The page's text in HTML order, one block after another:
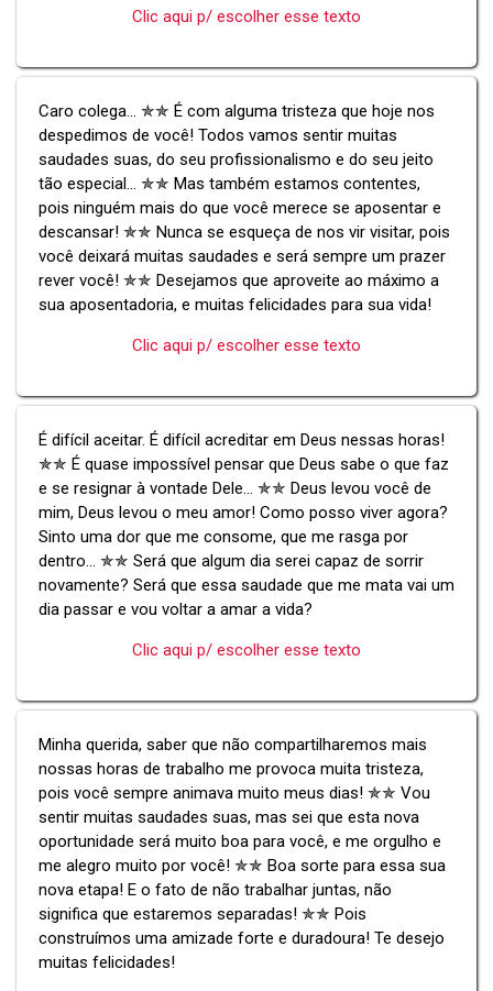
Clic aqui p/ escolher esse texto
Caro colega... ✯✯ É com alguma tristeza que hoje nos
despedimos de você! Todos vamos sentir muitas
saudades suas, do seu profissionalismo e do seu jeito
tão especial... ✯✯ Mas também estamos contentes,
pois ninguém mais do que você merece se aposentar e
descansar! ✯✯ Nunca se esqueça de nos vir visitar, pois
você deixará muitas saudades e será sempre um prazer
rever você! ✯✯ Desejamos que aproveite ao máximo a
sua aposentadoria, e muitas felicidades para sua vida!
Clic aqui p/ escolher esse texto
É difícil aceitar. É difícil acreditar em Deus nessas horas!
✯✯ É quase impossível pensar que Deus sabe o que faz
e se resignar à vontade Dele... ✯✯ Deus levou você de
mim, Deus levou o meu amor! Como posso viver agora?
Sinto uma dor que me consome, que me rasga por
dentro... ✯✯ Será que algum dia serei capaz de sorrir
novamente? Será que essa saudade que me mata vai um
dia passar e vou voltar a amar a vida?
Clic aqui p/ escolher esse texto
Minha querida, saber que não compartilharemos mais
nossas horas de trabalho me provoca muita tristeza,
pois você sempre animava muito meus dias! ✯✯ Vou
sentir muitas saudades suas, mas sei que esta nova
oportunidade será muito boa para você, e me orgulho e
me alegro muito por você! ✯✯ Boa sorte para essa sua
nova etapa! E o fato de não trabalhar juntas, não
significa que estaremos separadas! ✯✯ Pois
construímos uma amizade forte e duradoura! Te desejo
muitas felicidades!